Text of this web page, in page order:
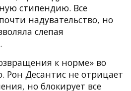
стипендию. Все
надувательство, но
слепая
к норме» во
Рон Десантис не отрицает
но блокирует все